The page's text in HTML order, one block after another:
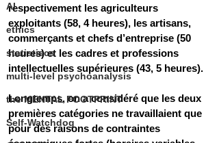
AI
ethics
statistiscs
multi-level psychoanalysis
the MENTAL FOOTPRINT
Self-Watchdog
respectivement les agriculteurs
exploitants (58, 4 heures), les artisans,
commerçants et chefs d’entreprise (50
heures) et les cadres et professions
intellectuelles supérieures (43, 5 heures).
Longtemps, on a considéré que les deux
premières catégories ne travaillaient que
pour des raisons de contraintes